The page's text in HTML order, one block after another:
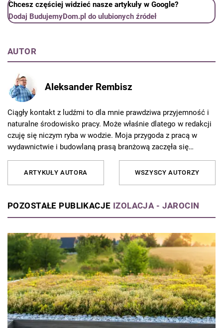
Chcesz częściej widzieć nasze artykuły w Google?
Dodaj BudujemyDom.pl do ulubionych źródeł
AUTOR
Aleksander Rembisz
Ciągły kontakt z ludźmi to dla mnie prawdziwa przyjemność i
naturalne środowisko pracy. Może właśnie dlatego w redakcji
czuję się niczym ryba w wodzie. Moja przygoda z pracą w
wydawnictwie i budowlaną prasą branżową zaczęła się
całkiem niewinnie - ponad 20 lat temu - jeszcze na studiach. I
tak oto inżynier budowlany został redaktorem. Początkowo
musiałem siłą rzeczy przebranżowić się na copywritera,
moderatora forum branżowego i administratora profili
Facebook - Budomisja Złote Porady Budowlańców, Linkedin -
Grupa Budujemy Dom, forum.budujemydom.pl, oraz ślad po
mnie na portalach budujemydom.pl i budownictwob2b.pl.
ARTYKUŁY AUTORA WSZYSCY AUTORZY
POZOSTAŁE PUBLIKACJE IZOLACJA - JAROCIN